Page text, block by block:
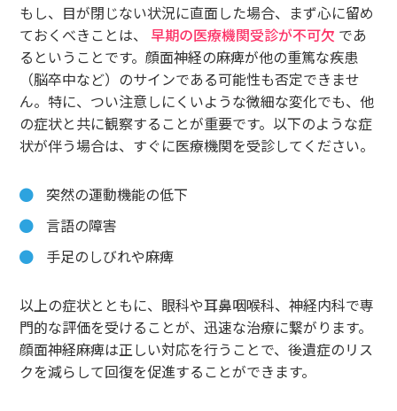
もし、目が閉じない状況に直面した場合、まず心に留め
ておくべきことは、 早期の医療機関受診が不可欠 であ
るということです。顔面神経の麻痺が他の重篤な疾患
（脳卒中など）のサインである可能性も否定できませ
ん。特に、つい注意しにくいような微細な変化でも、他
の症状と共に観察することが重要です。以下のような症
状が伴う場合は、すぐに医療機関を受診してください。
突然の運動機能の低下
言語の障害
手足のしびれや麻痺
以上の症状とともに、眼科や耳鼻咽喉科、神経内科で専
門的な評価を受けることが、迅速な治療に繋がります。
顔面神経麻痺は正しい対応を行うことで、後遺症のリス
クを減らして回復を促進することができます。